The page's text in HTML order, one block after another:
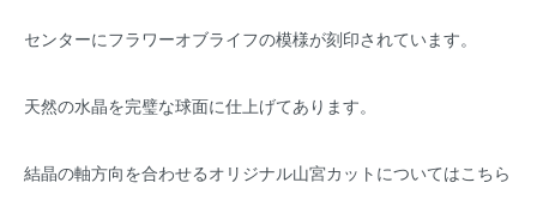
センターにフラワーオブライフの模様が刻印されています。
天然の水晶を完璧な球面に仕上げてあります。
結晶の軸方向を合わせるオリジナル山宮カットについてはこちら